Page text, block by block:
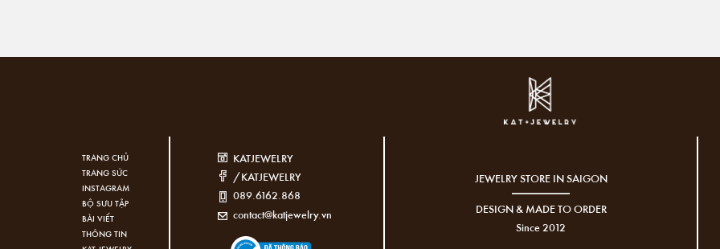
TRANG CHỦ
TRANG SỨC
INSTAGRAM
BỘ SƯU TẬP
BÀI VIẾT
THÔNG TIN
KATJEWELRY
/KATJEWELRY
089.6162.868
contact@katjewelry.vn
JEWELRY STORE IN SAIGON
DESIGN & MADE TO ORDER
Since 2012